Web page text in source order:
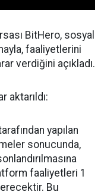
BitHero, sosyal
faaliyetlerini
verdiğini açıkladı.
aktarıldı:
yapılan
sonucunda,
faaliyetleri 1
Bu